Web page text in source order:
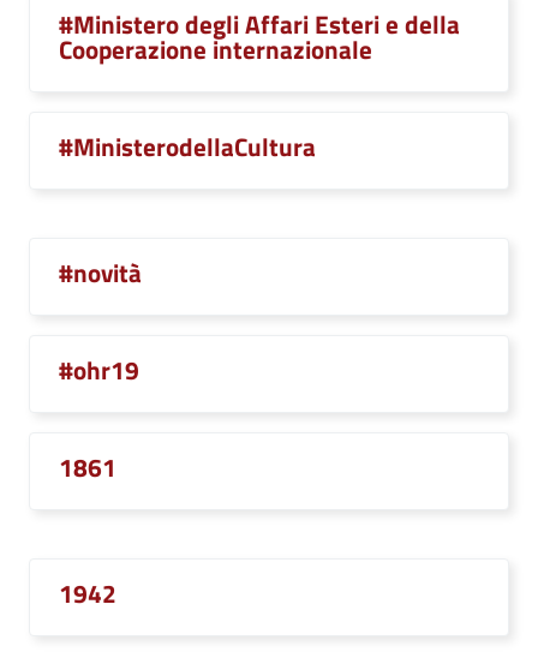
#Ministero degli Affari Esteri e della
Cooperazione internazionale
#MinisterodellaCultura
#novità
#ohr19
1861
1942